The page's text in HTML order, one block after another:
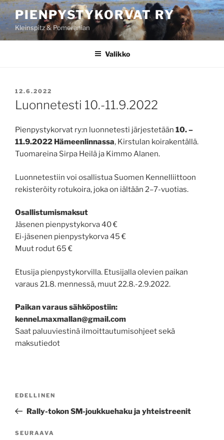
Siirry
sisältöönPIENPYSTYKORVAT RY
Kleinspitz & Pomeranian
Valikko
JULKAISTU
12.6.2022
Luonnetesti 10.-11.9.2022
Pienpystykorvat ry:n luonnetesti järjestetään 10. –
11.9.2022 Hämeenlinnassa, Kirstulan koirakentällä.
Tuomareina Sirpa Heilä ja Kimmo Alanen.
Luonnetestiin voi osallistua Suomen Kennelliittoon
rekisteröity rotukoira, joka on iältään 2–7-vuotias.
Osallistumismaksut
Jäsenen pienpystykorva 40 €
Ei-jäsenen pienpystykorva 45 €
Muut rodut 65 €
Etusija pienpystykorvilla. Etusijalla olevien paikan
varaus 21.8. mennessä, muut 22.8.-2.9.2022.
Paikan varaus sähköpostiin:
kennel.maxmallan@gmail.com
Saat paluuviestinä ilmoittautumisohjeet sekä
maksutiedot
Edellinen
artikkeli
EDELLINEN
Rally-tokon SM-joukkuehaku ja yhteistreenit
Seuraava
SEURAAVA